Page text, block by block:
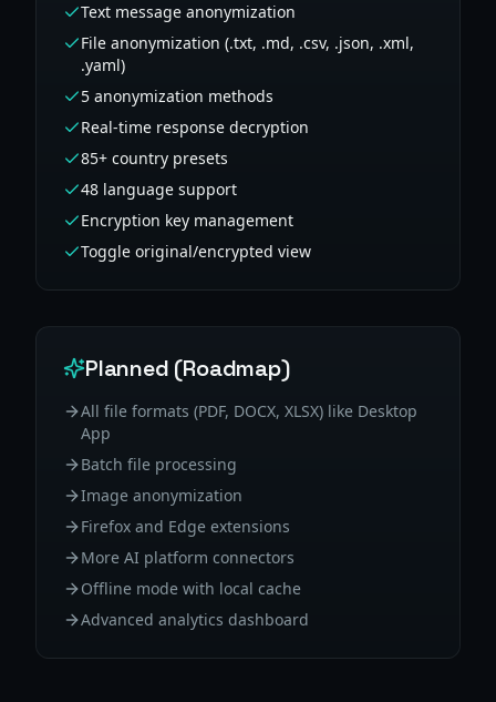
Text message anonymization
File anonymization (.txt, .md, .csv, .json, .xml,
.yaml)
5 anonymization methods
Real-time response decryption
85+ country presets
48 language support
Encryption key management
Toggle original/encrypted view
Planned (Roadmap)
All file formats (PDF, DOCX, XLSX) like Desktop
App
Batch file processing
Image anonymization
Firefox and Edge extensions
More AI platform connectors
Offline mode with local cache
Advanced analytics dashboard